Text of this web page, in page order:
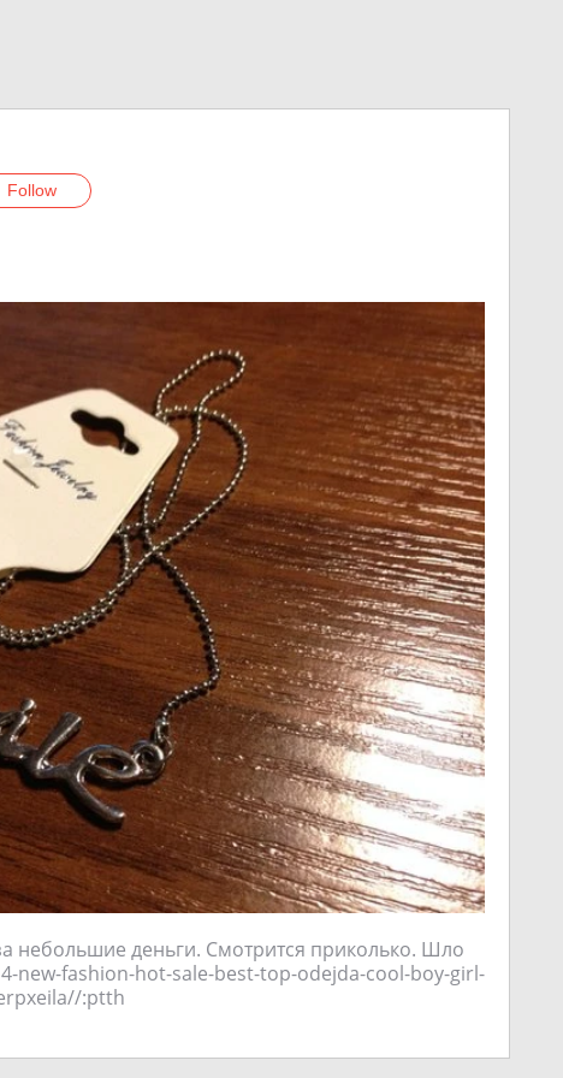
Follow
небольшие деньги. Смотрится приколько. Шло
new-fashion-hot-sale-best-top-odejda-cool-boy-girl-
aliexpress.com